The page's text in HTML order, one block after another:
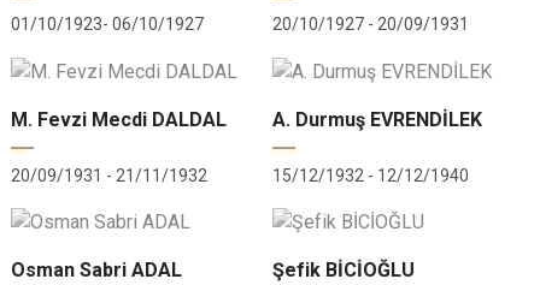
01/10/1923- 06/10/1927 20/10/1927 - 20/09/1931
M. Fevzi Mecdi DALDAL
20/09/1931 - 21/11/1932
A. Durmuş EVRENDİLEK
15/12/1932 - 12/12/1940
Osman Sabri ADAL Şefik BİCİOĞLU